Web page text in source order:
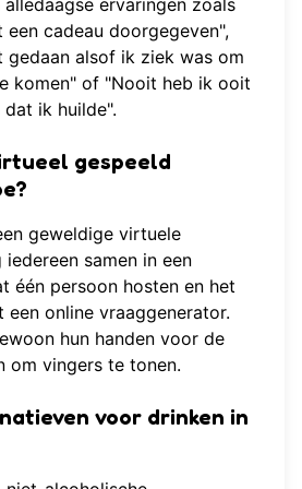
alledaagse ervaringen zoals
cadeau doorgegeven",
alsof ik ziek was om
komen" of "Nooit heb ik ooit
ik huilde".
gespeeld
geweldige virtuele
samen in een
één persoon hosten en het
een online vraaggenerator.
hun handen voor de
om vingers te tonen.
voor drinken in